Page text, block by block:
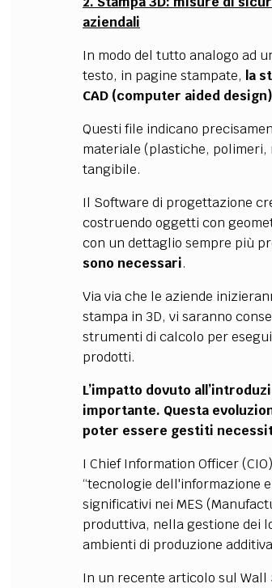
aziendali
In modo del tutto analogo ad
testo, in pagine stampate, la
CAD (computer aided
Questi file indicano
materiale (plastiche, polimeri,
tangibile.
Il Software di progettazione
costruendo oggetti con
con un dettaglio sempre più
sono necessari.
Via via che le aziende
stampa in 3D, vi saranno
strumenti di calcolo per
prodotti.
L’impatto dovuto
importante. Questa
poter essere gestiti
I Chief Information Officer
“tecnologie dell'informazione
significativi nei MES
produttiva, nella gestione dei
ambienti di produzione
In un recente articolo sul Wall